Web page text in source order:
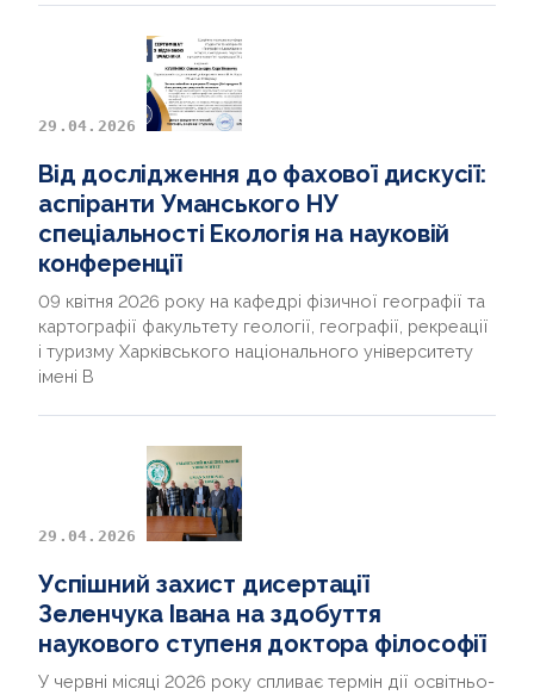
29.04.2026
Від дослідження до фахової дискусії:
аспіранти Уманського НУ
спеціальності Екологія на науковій
конференції
09 квітня 2026 року на кафедрі фізичної географії та
картографії факультету геології, географії, рекреації
і туризму Харківського національного університету
імені В
29.04.2026
Успішний захист дисертації
Зеленчука Івана на здобуття
наукового ступеня доктора філософії
У червні місяці 2026 року спливає термін дії освітньо-